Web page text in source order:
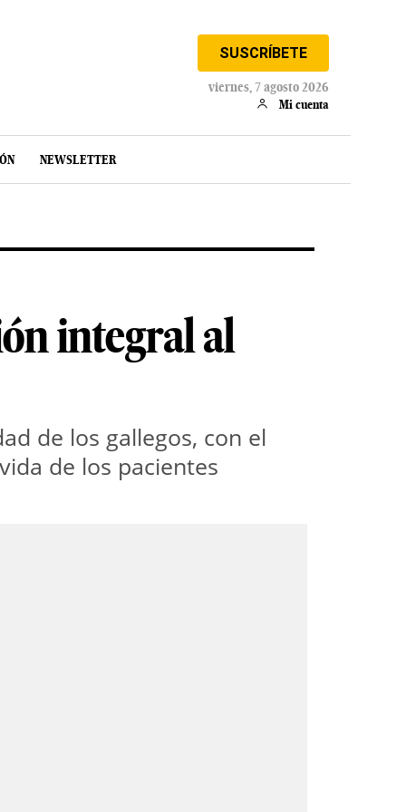
SUSCRÍBETE
viernes, 7 agosto 2026
Mi cuenta
NEWSLETTER
integral al
de los gallegos, con el
de los pacientes